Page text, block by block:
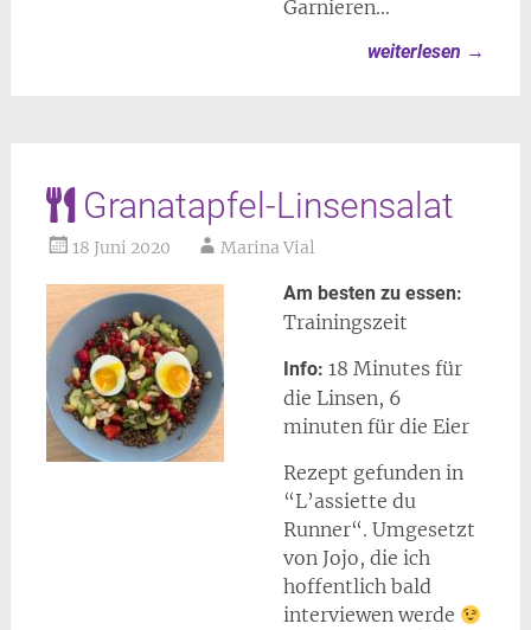
Garnieren…
weiterlesen →
Granatapfel-Linsensalat
18 Juni 2020 Marina Vial
Am besten zu essen:
Trainingszeit
Info: 18 Minutes für
die Linsen, 6
minuten für die Eier
Rezept gefunden in
“L’assiette du
Runner“. Umgesetzt
von Jojo, die ich
hoffentlich bald
interviewen werde